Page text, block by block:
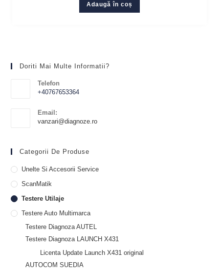
Adaugă în coș
Doriti Mai Multe Informatii?
Telefon
+40767653364
Email:
vanzari@diagnoze.ro
Categorii De Produse
Unelte Si Accesorii Service
ScanMatik
Testere Utilaje
Testere Auto Multimarca
Testere Diagnoza AUTEL
Testere Diagnoza LAUNCH X431
Licenta Update Launch X431 original
AUTOCOM SUEDIA